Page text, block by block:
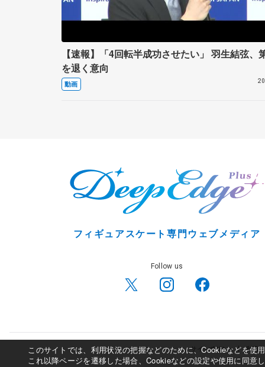
【速報】「4回転半成功させたい」 羽生結弦、
を退く意向
動画
フィギュアスケート専門ウェブメディア
Follow us
サイトポリシー 利用
このサイトでは、利用状況の把握などのために、Cookieなどを使
これ以降ページを遷移した場合、Cookieなどの設定や使用に同意